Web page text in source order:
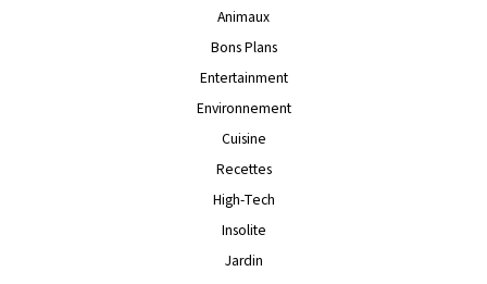
Animaux
Bons Plans
Entertainment
Environnement
Cuisine
Recettes
High-Tech
Insolite
Jardin